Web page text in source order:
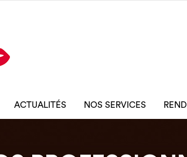
ACTUALITÉS NOS SERVICES